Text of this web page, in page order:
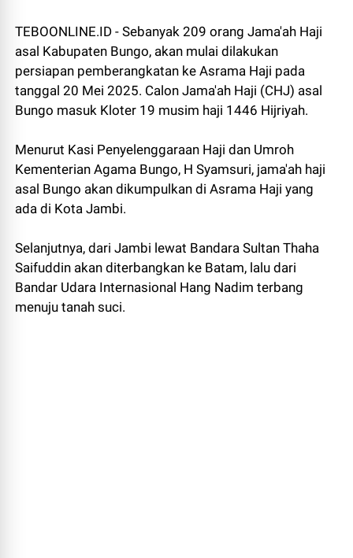
TEBOONLINE.ID - Sebanyak 209 orang Jama'ah Haji
asal Kabupaten Bungo, akan mulai dilakukan
persiapan pemberangkatan ke Asrama Haji pada
tanggal 20 Mei 2025. Calon Jama'ah Haji (CHJ) asal
Bungo masuk Kloter 19 musim haji 1446 Hijriyah.
Menurut Kasi Penyelenggaraan Haji dan Umroh
Kementerian Agama Bungo, H Syamsuri, jama'ah haji
asal Bungo akan dikumpulkan di Asrama Haji yang
ada di Kota Jambi.
Selanjutnya, dari Jambi lewat Bandara Sultan Thaha
Saifuddin akan diterbangkan ke Batam, lalu dari
Bandar Udara Internasional Hang Nadim terbang
menuju tanah suci.